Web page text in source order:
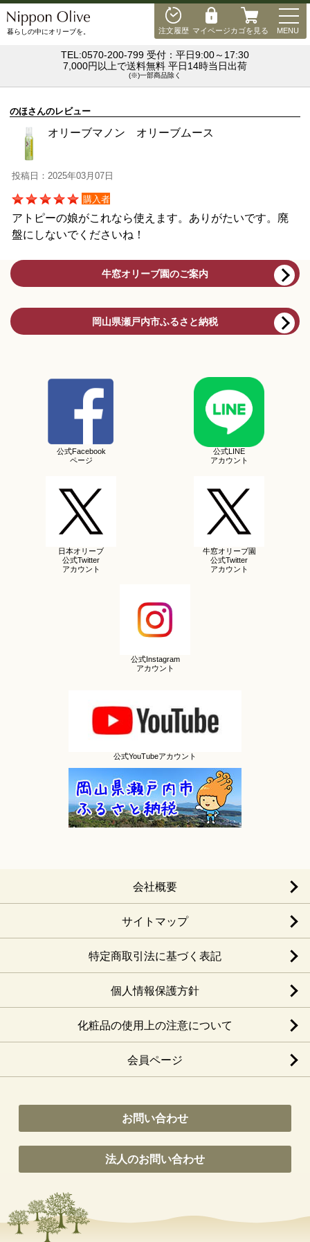
注文履歴 マイページカゴを見る MENU
暮らしの中にオリーブを。
TEL:0570-200-799 受付：平日9:00～17:30
7,000円以上で送料無料 平日14時当日出荷
(※)一部商品除く
のほさんのレビュー
オリーブマノン オリーブムース
投稿日：2025年03月07日
購入者
アトピーの娘がこれなら使えます。ありがたいです。廃
盤にしないでくださいね！
牛窓オリーブ園のご案内
岡山県瀬戸内市ふるさと納税
公式Facebook
ページ
公式LINE
アカウント
日本オリーブ
公式Twitter
アカウント
牛窓オリーブ園
公式Twitter
アカウント
公式Instagram
アカウント
公式YouTubeアカウント
会社概要
サイトマップ
特定商取引法に基づく表記
個人情報保護方針
化粧品の使用上の注意について
会員ページ
お問い合わせ
法人のお問い合わせ